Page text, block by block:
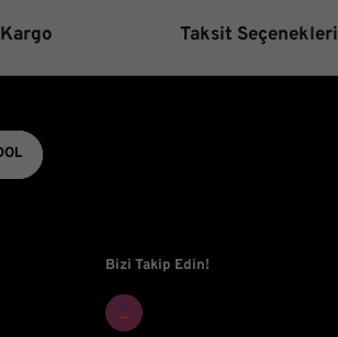
Taksit Seçenekleri
Bizi Takip Edin!